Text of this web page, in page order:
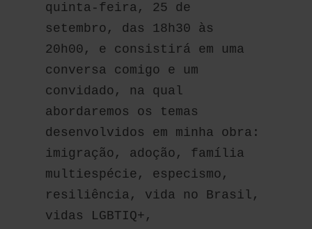
quinta-feira, 25 de
setembro, das 18h30 às
20h00, e consistirá em uma
conversa comigo e um
convidado, na qual
abordaremos os temas
desenvolvidos em minha obra:
imigração, adoção, família
multiespécie, especismo,
resiliência, vida no Brasil,
vidas LGBTIQ+,